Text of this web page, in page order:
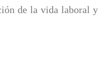
de la vida laboral y